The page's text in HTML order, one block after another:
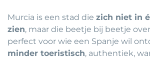
Murcia is een stad die zich niet in
zien, maar die beetje bij beetje
perfect voor wie een Spanje wil
minder toeristisch, authentiek,